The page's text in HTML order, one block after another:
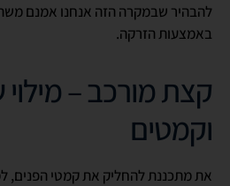
להבהיר שבמקרה הזה אנחנו אמנם
באמצעות הזרקה.
קצת מורכב –
וקמטים
את מתכננת להחליק את קמטי הפנים,